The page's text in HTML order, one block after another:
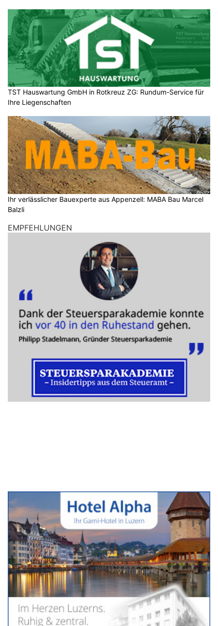
TST Hauswartung GmbH in Rotkreuz ZG: Rundum-Service für
Ihre Liegenschaften
Ihr verlässlicher Bauexperte aus Appenzell: MABA Bau Marcel
Balzli
EMPFEHLUNGEN